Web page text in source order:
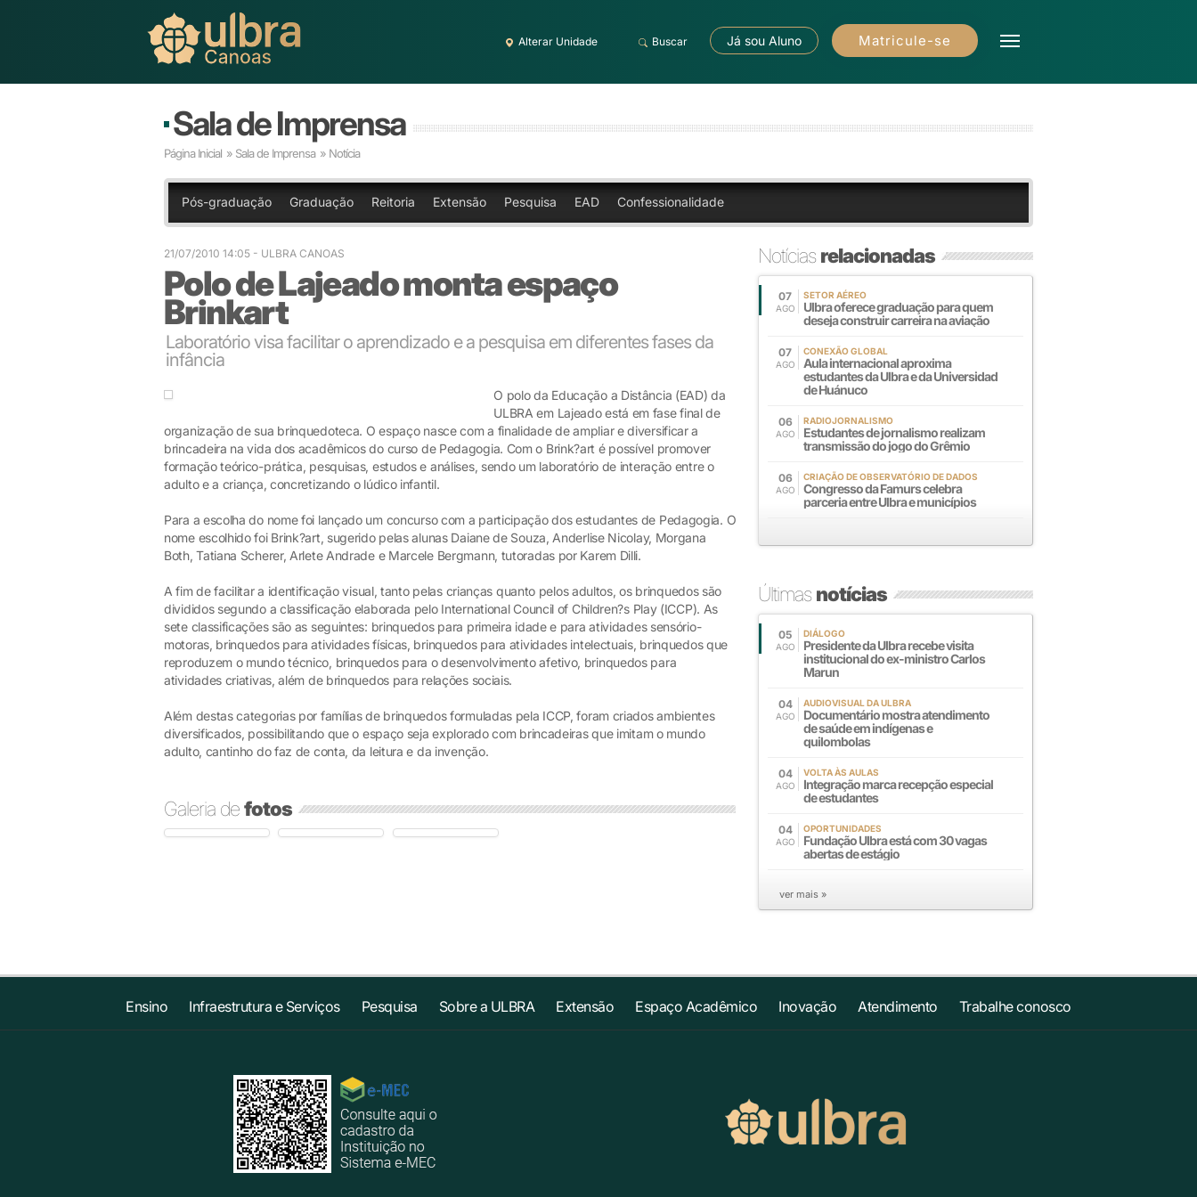
Alterar Unidade Buscar Já sou Aluno Matricule-se
Sala de Imprensa
Página Inicial » Sala de Imprensa » Notícia
Pós-graduação Graduação Reitoria Extensão Pesquisa EAD Confessionalidade
21/07/2010 14:05 - ULBRA CANOAS
Polo de Lajeado monta espaço
Brinkart
Laboratório visa facilitar o aprendizado e a pesquisa em diferentes fases da
infância
O polo da Educação a Distância (EAD) da
ULBRA em Lajeado está em fase final de
organização de sua brinquedoteca. O espaço nasce com a finalidade de ampliar e diversificar a
brincadeira na vida dos acadêmicos do curso de Pedagogia. Com o Brink?art é possível promover
formação teórico-prática, pesquisas, estudos e análises, sendo um laboratório de interação entre o
adulto e a criança, concretizando o lúdico infantil.
Para a escolha do nome foi lançado um concurso com a participação dos estudantes de Pedagogia. O
nome escolhido foi Brink?art, sugerido pelas alunas Daiane de Souza, Anderlise Nicolay, Morgana
Both, Tatiana Scherer, Arlete Andrade e Marcele Bergmann, tutoradas por Karem Dilli.
A fim de facilitar a identificação visual, tanto pelas crianças quanto pelos adultos, os brinquedos são
divididos segundo a classificação elaborada pelo International Council of Children?s Play (ICCP). As
sete classificações são as seguintes: brinquedos para primeira idade e para atividades sensório-
motoras, brinquedos para atividades físicas, brinquedos para atividades intelectuais, brinquedos que
reproduzem o mundo técnico, brinquedos para o desenvolvimento afetivo, brinquedos para
atividades criativas, além de brinquedos para relações sociais.
Além destas categorias por famílias de brinquedos formuladas pela ICCP, foram criados ambientes
diversificados, possibilitando que o espaço seja explorado com brincadeiras que imitam o mundo
adulto, cantinho do faz de conta, da leitura e da invenção.
Galeria defotos
Notíciasrelacionadas
07
AGO
SETOR AÉREO
Ulbra oferece graduação para quem
deseja construir carreira na aviação
07
AGO
CONEXÃO GLOBAL
Aula internacional aproxima
estudantes da Ulbra e da Universidad
de Huánuco
06
AGO
RADIOJORNALISMO
Estudantes de jornalismo realizam
transmissão do jogo do Grêmio
06
AGO
CRIAÇÃO DE OBSERVATÓRIO DE DADOS
Congresso da Famurs celebra
parceria entre Ulbra e municípios
Últimasnotícias
05
AGO
DIÁLOGO
Presidente da Ulbra recebe visita
institucional do ex-ministro Carlos
Marun
04
AGO
AUDIOVISUAL DA ULBRA
Documentário mostra atendimento
de saúde em indígenas e
quilombolas
04
AGO
VOLTA ÀS AULAS
Integração marca recepção especial
de estudantes
04
AGO
OPORTUNIDADES
Fundação Ulbra está com 30 vagas
abertas de estágio
ver mais »
Ensino Infraestrutura e Serviços Pesquisa Sobre a ULBRA Extensão Espaço Acadêmico Inovação Atendimento Trabalhe conosco